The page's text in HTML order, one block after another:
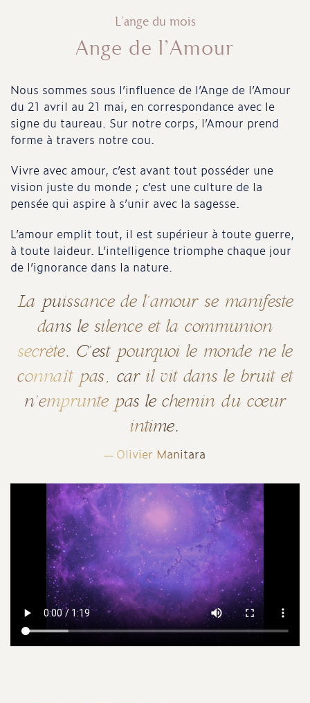
L’ange du mois
Ange de l’Amour
Nous sommes sous l’influence de l’Ange de l’Amour
du 21 avril au 21 mai, en correspondance avec le
signe du taureau. Sur notre corps, l’Amour prend
forme à travers notre cou.
Vivre avec amour, c’est avant tout posséder une
vision juste du monde ; c’est une culture de la
pensée qui aspire à s’unir avec la sagesse.
L’amour emplit tout, il est supérieur à toute guerre,
à toute laideur. L’intelligence triomphe chaque jour
de l’ignorance dans la nature.
La puissance de l’amour se manifeste
dans le silence et la communion
secrète. C’est pourquoi le monde ne le
connaît pas, car il vit dans le bruit et
n’emprunte pas le chemin du cœur
intime.
Olivier Manitara